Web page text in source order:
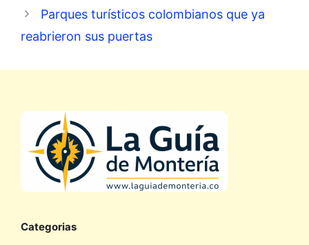
Parques turísticos colombianos que ya
reabrieron sus puertas
Categorias